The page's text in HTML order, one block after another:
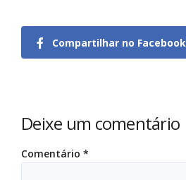
Compartilhar no Facebook
Deixe um comentário
Comentário *